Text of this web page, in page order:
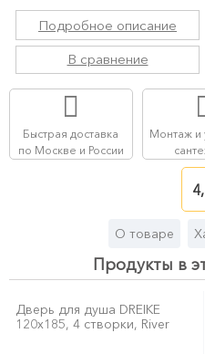
Подробное описание
В сравнение
Быстрая доставка
по Москве и России
Монтаж и
О товаре
Продукты в
Дверь для душа DREIKE
120x185, 4 створки, River